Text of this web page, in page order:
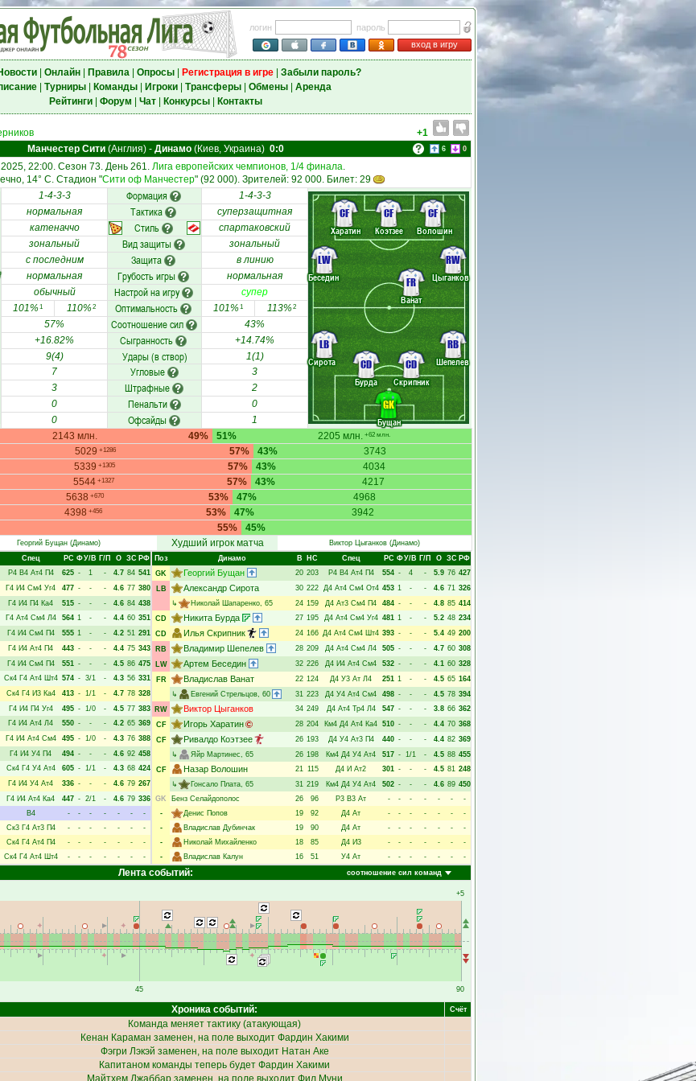
логин
пароль
вход в игру
| Онлайн| Правила| Опросы| Регистрация в игре| Забыли пароль?
| Турниры| Команды| Игроки| Трансферы| Обмены| Аренда
Рейтинги| Форум Чат| Конкурсы| Контакты
+1
Манчестер Сити(Англия)- Динамо(Киев, Украина) 0:0 6 0
22:00. Сезон 73. День 261. Лига европейских чемпионов, 1/4 финала.
14° C. Стадион "Сити оф Манчестер" (92 000). Зрителей: 92 000. Билет: 29
1-4-3-3 Формация 1-4-3-3
Бущан
Сирота
Бурда
Скрипник
Шепелев
Беседин
Ванат
Цыганков
Харатин Коэтзее Волошин
GK
LB
CD
CD
RB
LW
FR
RW
CF CF CF
нормальная Тактика
суперзащитная
катеначчо
Стиль
спартаковский
зональный
Вид защиты
зональный
с последним
Защита
в линию
нормальная
Грубость игры
нормальная
обычный
Настрой на игру
супер
101%1 110%2 Оптимальность 101%1 113%2
57% Соотношение сил
43%
+16.82%
Сыгранность
+14.74%
9(4)
Удары (в створ)
1(1)
7
Угловые
3
3
Штрафные
2
0
Пенальти
0
0
Офсайды
1
2143 млн. 49% 2205 млн. +62 млн.
51%
5029 +1286 57% 3743
43%
5339 +1305 57% 4034
43%
5544 +1327 57% 4217
43%
5638 +670 53% 4968
47%
4398 +456 53% 3942
47%
55%
45%
Георгий Бущан (Динамо) Худший игрок матча Виктор Цыганков (Динамо)
Спец РC ФУ/В Г/П О ЗС РФ
Р4 В4 Ат4 П4 625 - 1 - 4.7 84 541
Г4 И4 См4 Уг4 477 - - - 4.6 77 380
Г4 И4 П4 Ка4 515 - - - 4.6 84 438
Г4 Ат4 См4 Л4 564 1 - - 4.4 60 351
Г4 И4 См4 П4 555 1 - - 4.2 51 291
Г4 И4 Ат4 П4 443 - - - 4.4 75 343
Г4 И4 См4 П4 551 - - - 4.5 86 475
Ск4 Г4 Ат4 Шт4 574 - 3/1 - 4.3 56 331
Ск4 Г4 И3 Ка4 413 - 1/1 - 4.7 78 328
Г4 И4 П4 Уг4 495 - 1/0 - 4.5 77 383
Г4 И4 Ат4 Л4 550 - - - 4.2 65 369
Г4 И4 Ат4 См4 495 - 1/0 - 4.3 76 388
Г4 И4 У4 П4 494 - - - 4.6 92 458
Ск4 Г4 У4 Ат4 605 - 1/1 - 4.3 68 424
Г4 И4 У4 Ат4 336 - - - 4.6 79 267
Г4 И4 Ат4 Ка4 447 - 2/1 - 4.6 79 336
В4 - - - - - -
-
Ск3 Г4 Ат3 П4 - - - - - -
-
Ск4 Г4 Ат4 П4 - - - - - -
-
Ск4 Г4 Ат4 Шт4 - - - - - - -
Поз Динамо В НC Спец РC ФУ/В Г/П О ЗС РФ
GK
Георгий Бущан 20 203 Р4 В4 Ат4 П4 554 - 4 - 5.9 76 427
LB
Александр Сирота 30 222 Д4 Ат4 См4 От4 453 1 - - 4.6 71 326
↳
Николай Шапаренко, 65 24 159 Д4 Ат3 См4 П4 484 - - - 4.8 85 414
CD
Никита Бурда 27 195 Д4 Ат4 См4 Уг4 481 1 - - 5.2 48 234
CD
Илья Скрипник 24 166 Д4 Ат4 См4 Шт4 393 - - - 5.4 49 200
RB
Владимир Шепелев 28 209 Д4 Ат4 См4 Л4 505 - - - 4.7 60 308
LW
Артем Беседин 32 226 Д4 И4 Ат4 См4 532 - - - 4.1 60 328
FR
Владислав Ванат 22 124 Д4 У3 Ат Л4 251 1 - - 4.5 65 164
↳
Евгений Стрельцов, 60 31 223 Д4 У4 Ат4 См4 498 - - - 4.5 78 394
RW
Виктор Цыганков 34 249 Д4 Ат4 Тр4 Л4 547 - - - 3.8 66 362
CF
Игорь Харатин 28 204 Км4 Д4 Ат4 Ка4 510 - - - 4.4 70 368
CF
Ривалдо Коэтзее 26 193 Д4 У4 Ат3 П4 440 - - - 4.4 82 369
↳
Яйр Мартинес, 65 26 198 Км4 Д4 У4 Ат4 517 - 1/1 - 4.5 88 455
CF
Назар Волошин 21 115 Д4 И Ат2 301 - - - 4.5 81 248
↳
Гонсало Плата, 65 31 219 Км4 Д4 У4 Ат4 502 - - - 4.6 89 450
GK
Бенз Селайдополос 26 96 Р3 В3 Ат - - - - - -
-
-
Денис Попов 19 92 Д4 Ат - - - - - -
-
-
Владислав Дубинчак 19 90 Д4 Ат - - - - - -
-
-
Николай Михайленко 18 85 Д4 И3 - - - - - -
-
-
Владислав Калун 16 51 У4 Ат - - - - - -
-
соотношение сил команд
Лента событий:
45
+5
90
Хроника событий: Счёт
Команда меняет тактику (атакующая)
Кенан Караман заменен, на поле выходит Фардин Хакими
Фэгри Лэкэй заменен, на поле выходит Натан Аке
Капитаном команды теперь будет Фардин Хакими
Майтхем Джаббарзаменен, на поле выходит Фил Муни